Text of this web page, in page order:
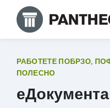
РАБОТЕТЕ ПОБРЗО,
ПОЛЕСНО